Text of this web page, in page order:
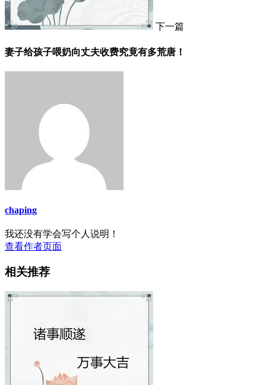
下一篇
妻子给孩子喂奶向丈夫收费究竟有多荒唐！
chaping
我还没有学会写个人说明！
查看作者页面
相关推荐